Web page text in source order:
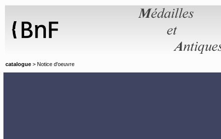
catalogue > Notice d'oeuvre